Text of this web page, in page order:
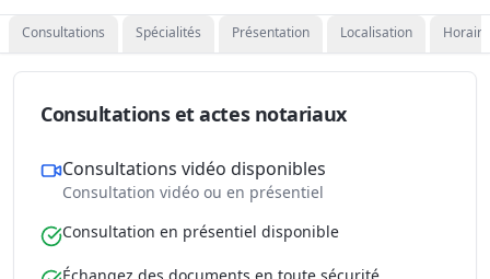
Consultations Spécialités Présentation Localisation
Consultations et actes notariaux
Consultations vidéo disponibles
Consultation vidéo ou en présentiel
Consultation en présentiel disponible